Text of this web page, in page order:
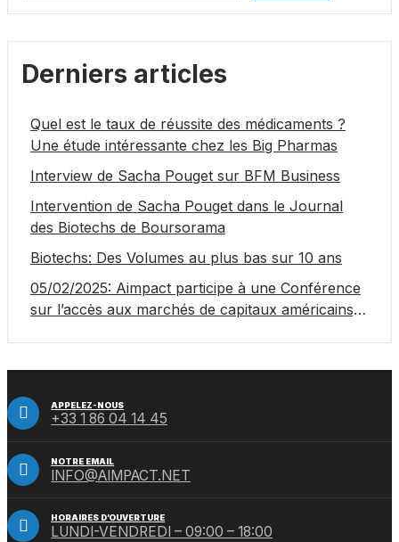
Derniers articles
Quel est le taux de réussite des médicaments ?
Une étude intéressante chez les Big Pharmas
Interview de Sacha Pouget sur BFM Business
Intervention de Sacha Pouget dans le Journal
des Biotechs de Boursorama
Biotechs: Des Volumes au plus bas sur 10 ans
05/02/2025: Aimpact participe à une Conférence
sur l’accès aux marchés de capitaux américains,
APPELEZ-NOUS
+33 1 86 04 14 45
NOTRE EMAIL
INFO@AIMPACT.NET
HORAIRES D’OUVERTURE
LUNDI-VENDREDI – 09:00 – 18:00